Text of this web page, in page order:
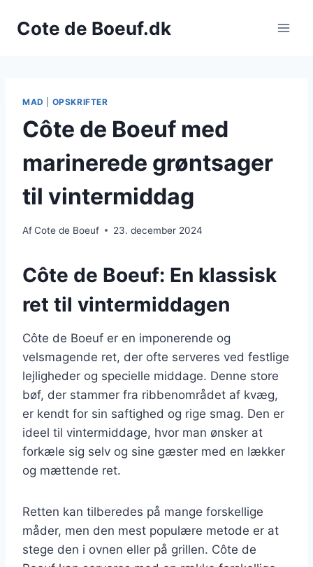
Cote de Boeuf.dk
MAD OPSKRIFTER
Côte de Boeuf med
marinerede grøntsager
til vintermiddag
AfCote de Boeuf 23. december 2024
Côte de Boeuf: En klassisk
ret til vintermiddagen
Côte de Boeuf er en imponerende og
velsmagende ret, der ofte serveres ved festlige
lejligheder og specielle middage. Denne store
bøf, der stammer fra ribbenområdet af kvæg,
er kendt for sin saftighed og rige smag. Den er
ideel til vintermiddage, hvor man ønsker at
forkæle sig selv og sine gæster med en lækker
og mættende ret.
Retten kan tilberedes på mange forskellige
måder, men den mest populære metode er at
stege den i ovnen eller på grillen. Côte de